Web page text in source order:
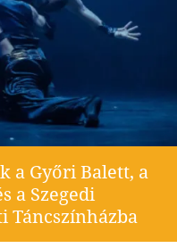
a Győri Balett, a
a Szegedi
Táncszínházba